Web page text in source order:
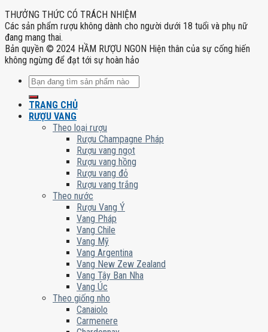
THƯỞNG THỨC CÓ TRÁCH NHIỆM
Các sản phẩm rượu không dành cho người dưới 18 tuổi và phụ nữ
đang mang thai.
Bản quyền © 2024 HẦM RƯỢU NGON Hiện thân của sự cống hiến
không ngừng để đạt tới sự hoàn hảo
Tìm
kiếm:
TRANG CHỦ
RƯỢU VANG
Theo loại rượu
Rượu Champagne Pháp
Rượu vang ngọt
Rượu vang hồng
Rượu vang đỏ
Rượu vang trắng
Theo nước
Rượu Vang Ý
Vang Pháp
Vang Chile
Vang Mỹ
Vang Argentina
Vang New Zew Zealand
Vang Tây Ban Nha
Vang Úc
Theo giống nho
Canaiolo
Carmenere